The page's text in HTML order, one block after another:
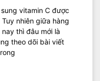
vitamin C được
nhiên giữa hàng
thì đâu mới là
theo dõi bài viết